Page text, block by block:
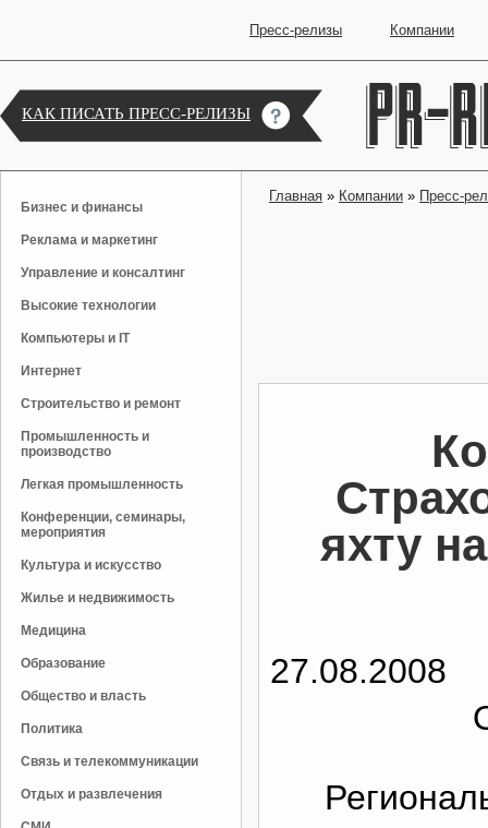
Пресс-релизы Компании
КАК ПИСАТЬ ПРЕСС-РЕЛИЗЫ
Бизнес и финансы
Реклама и маркетинг
Управление и консалтинг
Высокие технологии
Компьютеры и IT
Интернет
Строительство и ремонт
Промышленность и
производство
Легкая промышленность
Конференции, семинары,
мероприятия
Культура и искусство
Жилье и недвижимость
Медицина
Образование
Общество и власть
Политика
Связь и телекоммуникации
Отдых и развлечения
Главная » Компании » Пресс-
яхту
27.08.2008